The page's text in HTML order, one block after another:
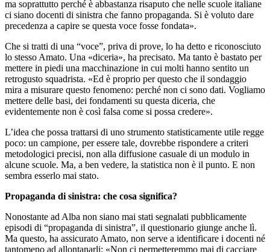
ma soprattutto perché è abbastanza risaputo che nelle scuole italiane
ci siano docenti di sinistra che fanno propaganda. Si è voluto dare
precedenza a capire se questa voce fosse fondata».
Che si tratti di una “voce”, priva di prove, lo ha detto e riconosciuto
lo stesso Amato. Una «diceria», ha precisato. Ma tanto è bastato per
mettere in piedi una macchinazione in cui molti hanno sentito un
retrogusto squadrista. «Ed è proprio per questo che il sondaggio
mira a misurare questo fenomeno: perché non ci sono dati. Vogliamo
mettere delle basi, dei fondamenti su questa diceria, che
evidentemente non è così falsa come si possa credere».
L’idea che possa trattarsi di uno strumento statisticamente utile regge
poco: un campione, per essere tale, dovrebbe rispondere a criteri
metodologici precisi, non alla diffusione casuale di un modulo in
alcune scuole. Ma, a ben vedere, la statistica non è il punto. E non
sembra esserlo mai stato.
Propaganda di sinistra: che cosa significa?
Nonostante ad Alba non siano mai stati segnalati pubblicamente
episodi di “propaganda di sinistra”, il questionario giunge anche lì.
Ma questo, ha assicurato Amato, non serve a identificare i docenti né
tantomeno ad allontanarli: «Non ci permetteremmo mai di cacciare